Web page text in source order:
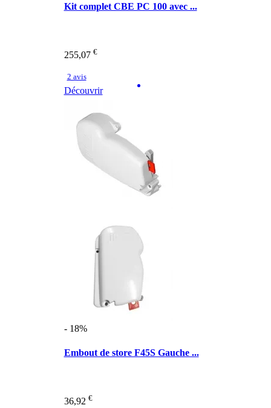
Kit complet CBE PC 100 avec ...
255,07 €
2 avis
Découvrir
- 18%
Embout de store F45S Gauche ...
36,92 €